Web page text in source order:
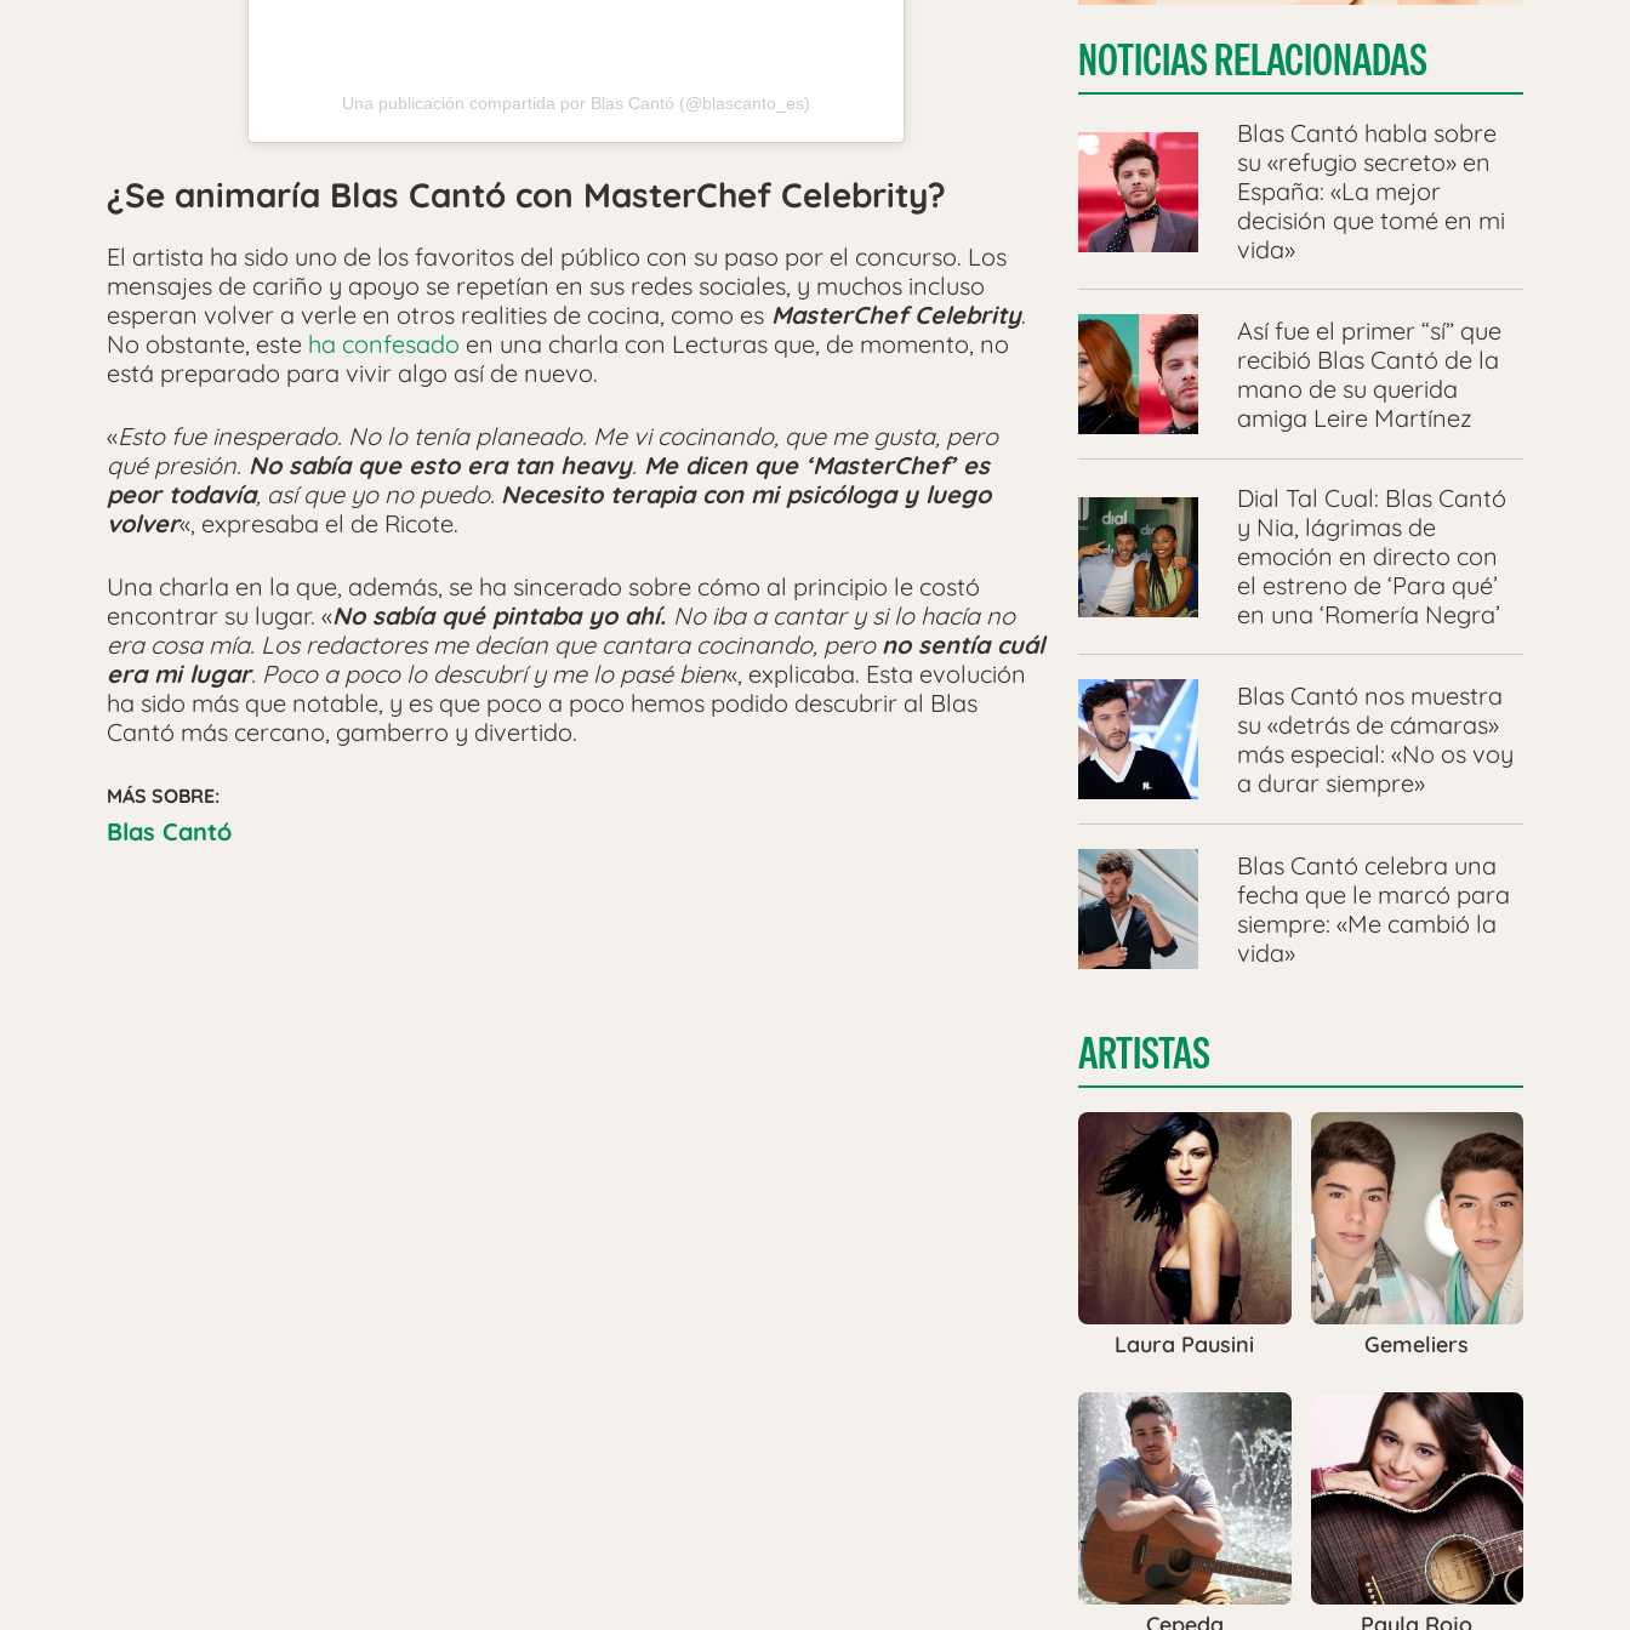
Una publicación compartida por Blas Cantó (@blascanto_es)
¿Se animaría Blas Cantó con MasterChef Celebrity?
El artista ha sido uno de los favoritos del público con su paso por el concurso. Los
mensajes de cariño y apoyo se repetían en sus redes sociales, y muchos incluso
esperan volver a verle en otros realities de cocina, como es MasterChef Celebrity.
No obstante, este ha confesado en una charla con Lecturas que, de momento, no
está preparado para vivir algo así de nuevo.
«Esto fue inesperado. No lo tenía planeado. Me vi cocinando, que me gusta, pero
qué presión. No sabía que esto era tan heavy. Me dicen que ‘MasterChef’ es
peor todavía, así que yo no puedo. Necesito terapia con mi psicóloga y luego
volver«, expresaba el de Ricote.
Una charla en la que, además, se ha sincerado sobre cómo al principio le costó
encontrar su lugar. «No sabía qué pintaba yo ahí. No iba a cantar y si lo hacía no
era cosa mía. Los redactores me decían que cantara cocinando, pero no sentía cuál
era mi lugar. Poco a poco lo descubrí y me lo pasé bien«, explicaba. Esta evolución
ha sido más que notable, y es que poco a poco hemos podido descubrir al Blas
Cantó más cercano, gamberro y divertido.
MÁS SOBRE:
Blas Cantó
NOTICIAS RELACIONADAS
Blas Cantó habla sobre
su «refugio secreto» en
España: «La mejor
decisión que tomé en mi
vida»
Así fue el primer “sí” que
recibió Blas Cantó de la
mano de su querida
amiga Leire Martínez
Dial Tal Cual: Blas Cantó
y Nia, lágrimas de
emoción en directo con
el estreno de ‘Para qué’
en una ‘Romería Negra’
Blas Cantó nos muestra
su «detrás de cámaras»
más especial: «No os voy
a durar siempre»
Blas Cantó celebra una
fecha que le marcó para
siempre: «Me cambió la
vida»
ARTISTAS
Laura Pausini Gemeliers